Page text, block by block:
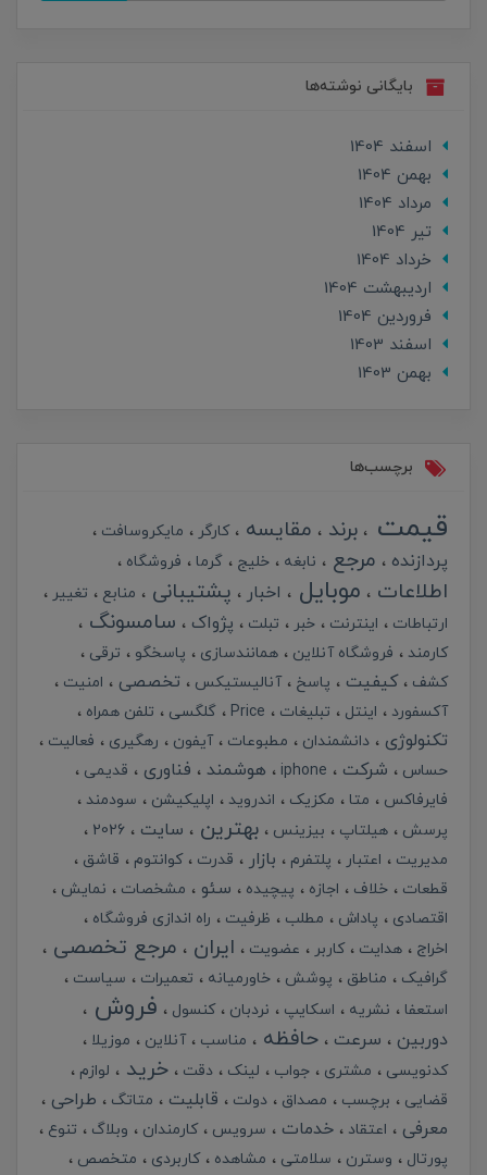
بایگانی نوشته‌ها
اسفند 1404
بهمن 1404
مرداد 1404
تير 1404
خرداد 1404
ارديبهشت 1404
فروردین 1404
اسفند 1403
بهمن 1403
برچسب‌ها
قیمت برند مقایسه کارگر مایکروسافت
پردازنده مرجع نابغه خلیج گرما فروشگاه
اطلاعات موبایل اخبار پشتیبانی منابع
تغییر
ارتباطات
اینترنت خبر تبلت پژواک سامسونگ
کارمند فروشگاه آنلاین همانندسازی پاسخگو
ترقی
کشف
کیفیت پاسخ آنالیستیکس تخصصی
امنیت
آکسفورد
اینتل تبلیغات Price گلگسی تلفن همراه
تکنولوژی دانشمندان مطبوعات آیفون رهگیری
فعالیت
حساس
شرکت iphone هوشمند فناوری
قدیمی
فایرفاکس
متا مکزیک اندروید اپلیکیشن
سودمند
پرسش
هیلتاپ بیزینس بهترین سایت
2026
مدیریت
اعتبار پلتفرم بازار قدرت کوانتوم
قاشق
قطعات
خلاف اجازه پیچیده سئو مشخصات
نمایش
اقتصادی
پاداش مطلب ظرفیت
راه اندازی فروشگاه
اخراج
هدایت کاربر عضویت ایران مرجع تخصصی
گرافیک مناطق پوشش خاورمیانه تعمیرات
سیاست
استعفا
نشریه اسکایپ نردبان کنسول فروش
دوربین سرعت حافظه مناسب آنلاین
موزیلا
کدنویسی
مشتری جواب لینک دقت خرید
لوازم
قضایی
برچسب مصداق دولت قابلیت متاتگ
طراحی
معرفی
اعتقاد خدمات سرویس کارمندان وبلاگ
تنوع
پورتال
وسترن سلامتی مشاهده کاربردی متخصص